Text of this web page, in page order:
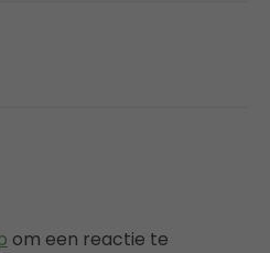
om een reactie te